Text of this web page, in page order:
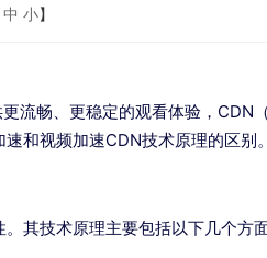
中 小】
流畅、更稳定的观看体验，
和视频加速CDN技术原理的区别。
其技术原理主要包括以下几个方